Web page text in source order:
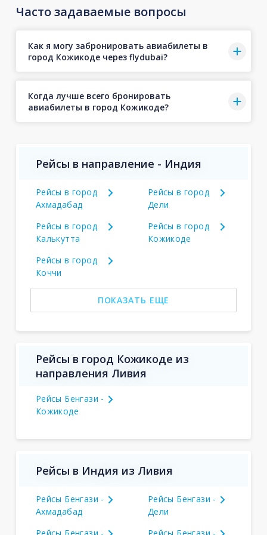
Часто задаваемые вопросы
Как я могу забронировать авиабилеты в
город Кожикоде через flydubai?
Когда лучше всего бронировать
авиабилеты в город Кожикоде?
Рейсы в направление - Индия
Рейсы в город
Ахмадабад
Рейсы в город
Дели
Рейсы в город
Калькутта
Рейсы в город
Кожикоде
Рейсы в город
Коччи
ПОКАЗАТЬ ЕЩЕ
Рейсы в город Кожикоде из
направления Ливия
Рейсы Бенгази -
Кожикоде
Рейсы в Индия из Ливия
Рейсы Бенгази -
Ахмадабад
Рейсы Бенгази -
Дели